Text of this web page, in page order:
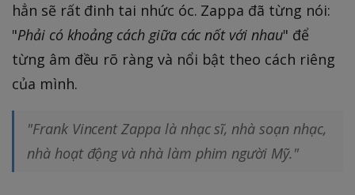
hẳn sẽ rất đinh tai nhức óc. Zappa đã từng nói:
"Phải có khoảng cách giữa các nốt với nhau" để
từng âm đều rõ ràng và nổi bật theo cách riêng
của mình.
"Frank Vincent Zappa là nhạc sĩ, nhà soạn nhạc,
nhà hoạt động và nhà làm phim người Mỹ."